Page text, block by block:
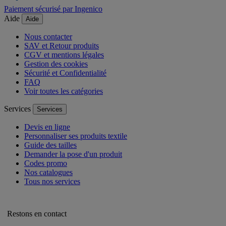
Paiement sécurisé par Ingenico
Aide
Aide
Nous contacter
SAV et Retour produits
CGV et mentions légales
Gestion des cookies
Sécurité et Confidentialité
FAQ
Voir toutes les catégories
Services Services
Devis en ligne
Personnaliser ses produits textile
Guide des tailles
Demander la pose d'un produit
Codes promo
Nos catalogues
Tous nos services
Restons en contact